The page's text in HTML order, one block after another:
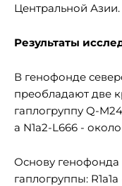
Центральной Азии.
Результаты
В генофонде
преобладают две
гаплогруппу Q-
а N1a2-L666 -
Основу генофонда
гаплогруппы: